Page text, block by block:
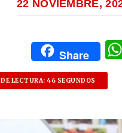
22 NOVIEMBRE,
Share
LECTURA: 46 SEGUNDOS